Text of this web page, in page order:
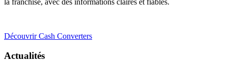
la franchise, avec des informations claires et fiables.
Découvrir Cash Converters
Actualités